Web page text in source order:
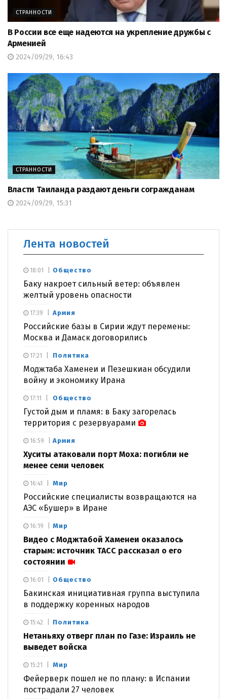
СТРАННОСТИ
В России все еще надеются на укрепление дружбы с
Арменией
2024/09/29, 16:43
СТРАННОСТИ
Власти Таиланда раздают деньги согражданам
2024/09/29, 15:31
Лента новостей
Общество
Баку накроет сильный ветер: объявлен
желтый уровень опасности
18:01
Армия
Российские базы в Сирии ждут перемены:
Москва и Дамаск договорились
17:39
Политика
Моджтаба Хаменеи и Пезешкиан обсудили
войну и экономику Ирана
17:21
Общество
Густой дым и пламя: в Баку загорелась
территория с резервуарами
17:11
Армия
Хуситы атаковали порт Моха: погибли не
менее семи человек
16:59
Мир
Российские специалисты возвращаются на
АЭС «Бушер» в Иране
16:41
Мир
Видео с Моджтабой Хаменеи оказалось
старым: источник ТАСС рассказал о его
состоянии
16:19
Общество
Бакинская инициативная группа выступила
в поддержку коренных народов
16:01
Политика
Нетаньяху отверг план по Газе: Израиль не
выведет войска
15:42
Мир
Фейерверк пошел не по плану: в Испании
пострадали 27 человек
15:21